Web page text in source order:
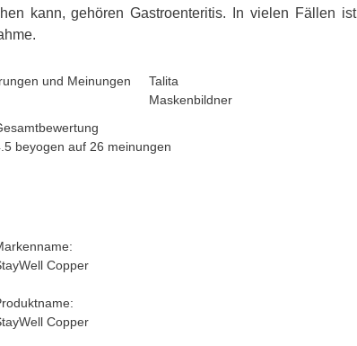
kann, gehören Gastroenteritis. In vielen Fällen ist
Talita
Maskenbildner
beyogen auf 26 meinungen
Copper
Copper